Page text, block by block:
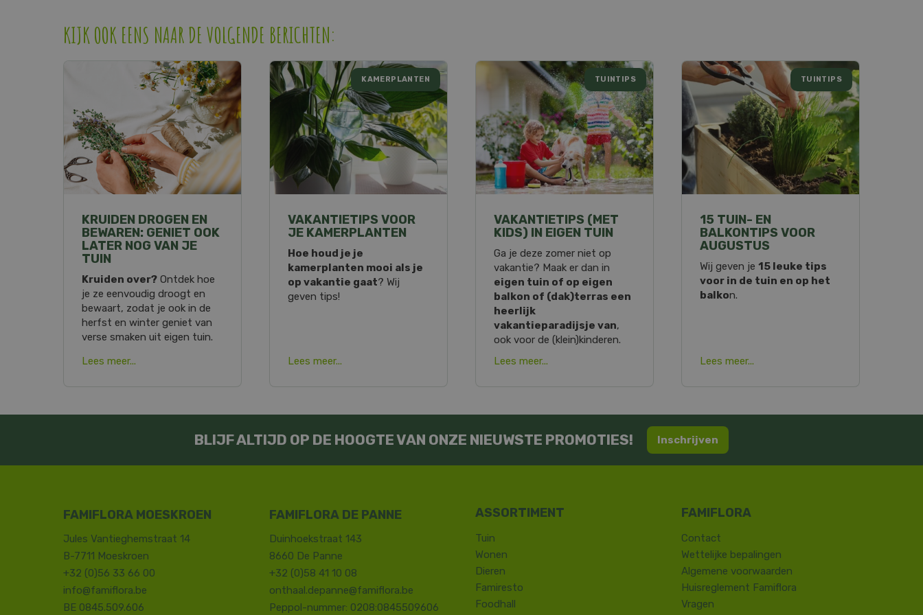
KIJK OOK EENS NAAR DE VOLGENDE BERICHTEN:
KRUIDEN DROGEN EN
BEWAREN: GENIET OOK
LATER NOG VAN JE
TUIN
Kruiden over? Ontdek hoe
je ze eenvoudig droogt en
bewaart, zodat je ook in de
herfst en winter geniet van
verse smaken uit eigen tuin.
Lees meer...
VAKANTIETIPS VOOR
JE KAMERPLANTEN
KAMERPLANTEN
Hoe houd je je
kamerplanten mooi als je
op vakantie gaat? Wij
geven tips!
Lees meer...
VAKANTIETIPS (MET
KIDS) IN EIGEN TUIN
TUINTIPS
Ga je deze zomer niet op
vakantie? Maak er dan in
eigen tuin of op eigen
balkon of (dak)terras een
heerlijk
vakantieparadijsje van,
ook voor de (klein)kinderen.
Lees meer...
15 TUIN- EN
BALKONTIPS VOOR
AUGUSTUS
TUINTIPS
Wij geven je15 leuke tips
voor in de tuin en op het
balkon.
Lees meer...
BLIJF ALTIJD OP DE HOOGTE VAN ONZE NIEUWSTE PROMOTIES! Inschrijven
FAMIFLORA MOESKROEN
Jules Vantieghemstraat 14
B-7711 Moeskroen
+32 (0)56 33 66 00
info@famiflora.be
BE 0845.509.606
FAMIFLORA DE PANNE
Duinhoekstraat 143
8660 De Panne
+32 (0)58 41 10 08
onthaal.depanne@famiflora.be
Peppol-nummer: 0208:0845509606
Tuin
Wonen
Dieren
Famiresto
Foodhall
Contact
​Wettelijke bepalingen
Algemene voorwaarden
Huisreglement Famiflora
Vragen